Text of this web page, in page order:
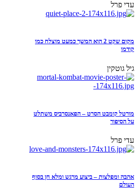
עדי פרל
מקום שקט 2 הוא המשך כמעט מוצלח כמו
קודמו
גיל גוטקין
מורטל קומבט הסרט – הפאנסרביס משתלט
על הסיפור
עדי פרל
אהבה ומפלצות – ביצוע מרגש ומלא חן בסוף
העולם